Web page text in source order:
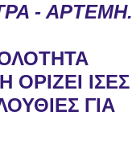
- ΑΡΤΕΜΗ.
ΙΣΕΣ
ΓΙΑ